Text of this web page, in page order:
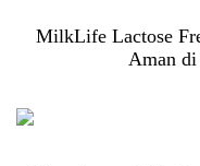
MilkLife Lactose
Aman di